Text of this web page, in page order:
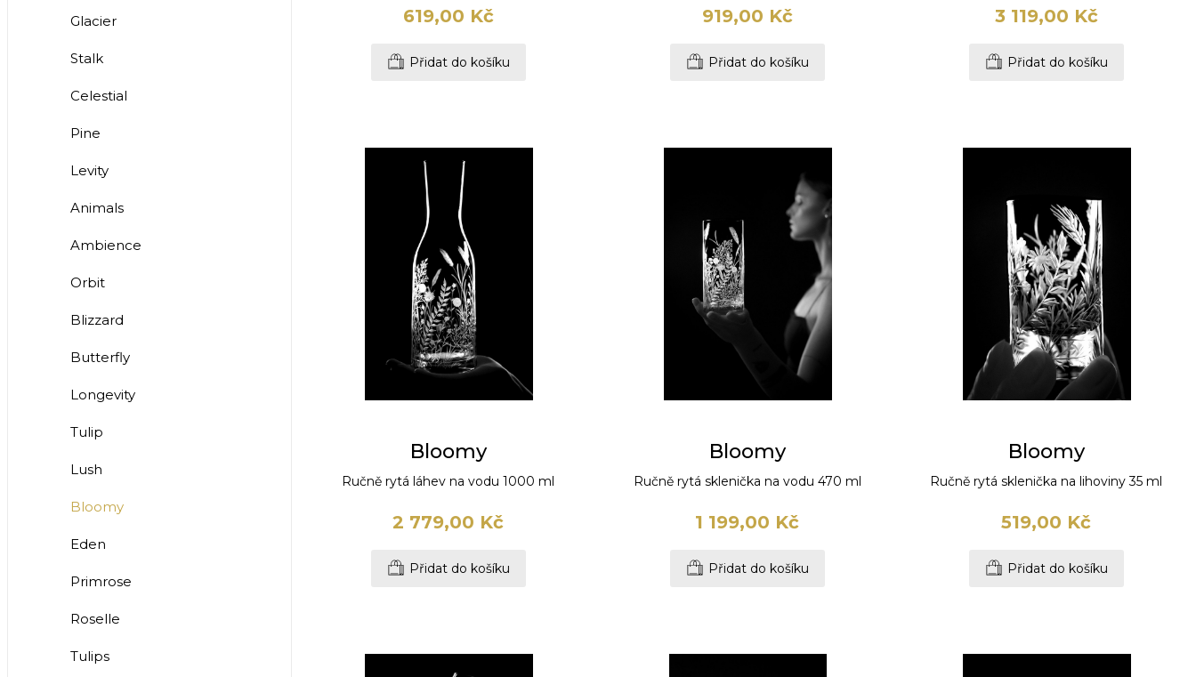
619,00 Kč
Přidat do košíku
919,00 Kč
Přidat do košíku
3 119,00 Kč
Přidat do košíku
Bloomy
Ručně rytá láhev na vodu 1000 ml
2 779,00 Kč
Přidat do košíku
Bloomy
Ručně rytá sklenička na vodu 470 ml
1 199,00 Kč
Přidat do košíku
Bloomy
Ručně rytá sklenička na lihoviny 35 ml
519,00 Kč
Přidat do košíku
Glacier
Stalk
Celestial
Pine
Levity
Animals
Ambience
Orbit
Blizzard
Butterfly
Longevity
Tulip
Lush
Bloomy
Eden
Primrose
Roselle
Tulips